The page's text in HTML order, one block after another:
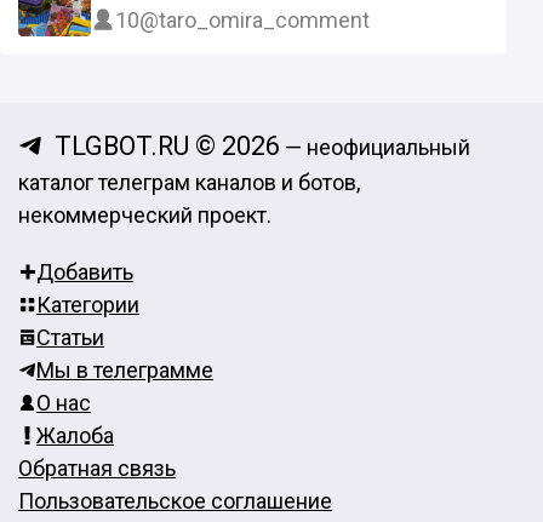
10@taro_omira_comment
TLGBOT.RU © 2026 — неофициальный
каталог телеграм каналов и ботов,
некоммерческий проект.
Добавить
Категории
Статьи
Мы в телеграмме
О нас
Жалоба
Обратная связь
Пользовательское соглашение